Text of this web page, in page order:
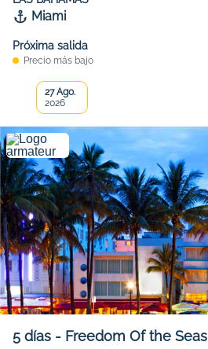
Miami
Próxima salida
Precio más bajo
27 Ago.
2026
5 días - Freedom Of the Seas